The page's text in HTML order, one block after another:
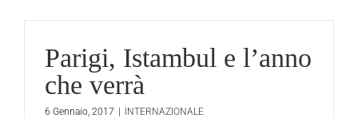
Parigi, Istambul e l’anno
che verrà
6 Gennaio, 2017 | INTERNAZIONALE